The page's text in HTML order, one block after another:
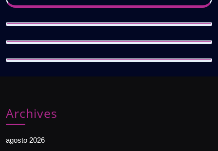
Archives
agosto 2026